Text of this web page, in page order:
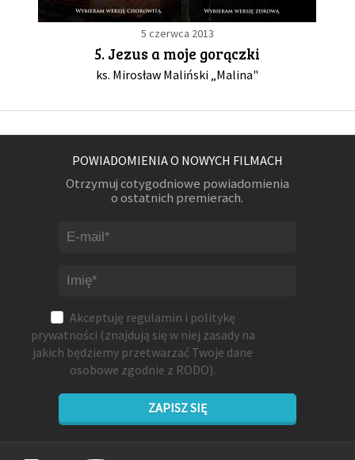
5 czerwca 2013
5. Jezus a moje gorączki
ks. Mirosław Maliński „Malina"
POWIADOMIENIA O NOWYCH FILMACH
Otrzymuj cotygodniowe powiadomienia
o ostatnich premierach.
Akceptuję regulamin i politykę
prywatności (znajdują się w niej zasady na
jakich będziemy przetwarzać Twoje dane
osobowe zgodnie z RODO).
ZAPISZ SIĘ